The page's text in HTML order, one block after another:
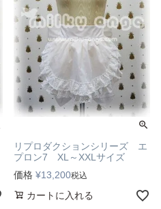
リプロダクションシリーズ エ
プロン7 XL～XXLサイズ
価格 ¥13,200税込
カートに入れる